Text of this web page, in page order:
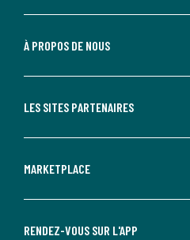
À PROPOS DE NOUS
LES SITES PARTENAIRES
MARKETPLACE
RENDEZ-VOUS SUR L'APP